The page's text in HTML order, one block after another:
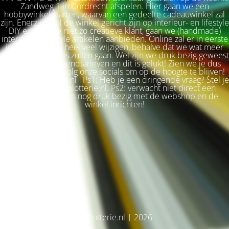
Zandweg 1 in Dordrecht afspelen. Hier gaan we een
hobbywinkel starten, waarvan een gedeelte cadeauwinkel zal
zijn. Enerzijds zal de winkel gericht zijn op interieur- en lifestyle
DIY en voor de niet zo creatieve klant, gaan we (handmade)
interieur & lifestyle artikelen aanbieden. Online zal er in eerste
instantie niet zo heel veel wijzigen, behalve dat we wat meer
terug naar de basis zullen gaan. Wel zijn we druk bezig geweest
met betere verzendtarieven en dit is gelukt! Zien we je dus
snel weer terug? Volg onze socials om op de hoogte te blijven!
Liefs, Ilse. Plotterie.nl Ps1: Heb je een dringende vraag? Stel je
vraag via info@plotterie.nl. Ps2: verwacht niet direct een
antwoord. We zijn nog druk bezig met de webshop en de
winkel inrichten!
© Plotterie.nl | 2026